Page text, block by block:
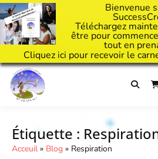
Bienvenue
Téléchargez
être pour
tout en
Cliquez ici pour recevoir le
Passer
contenu
Il est temps d'ART'ivez
Étiquette :
Acceuil » Blog » Respiration